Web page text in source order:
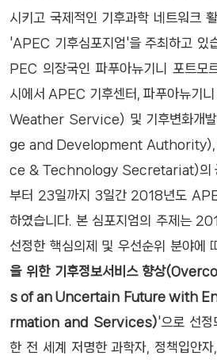
시키고 국제적인 기후과학 네트워크
'APEC 기후심포지엄'을 주최하고 있
PEC 의장국인 파푸아뉴기니 포트
시에서 APEC 기후센터, 파푸아뉴기
Weather Service)​ 및 기후변화개
ge and Development Authority),
ce & Technology Secretariat)​의
부터 23일까지 3일간 2018년도
하였습니다. 본 심포지엄의 주제는
선정한 핵심의제 및 우선순위 분야에
을 위한 기후정보서비스 향상
s of an Uncertain Future with
rmation and Services)'으로 선정
한 전 세계 저명한 과학자, 정책입안